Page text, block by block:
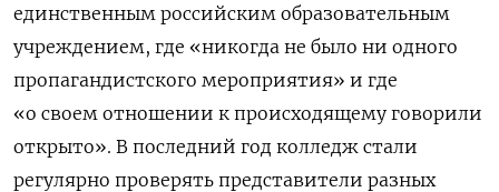
единственным российским образовательным
учреждением, где «никогда не было ни одного
пропагандистского мероприятия» и где
«о своем отношении к происходящему говорили
открыто». В последний год колледж стали
регулярно проверять представители разных